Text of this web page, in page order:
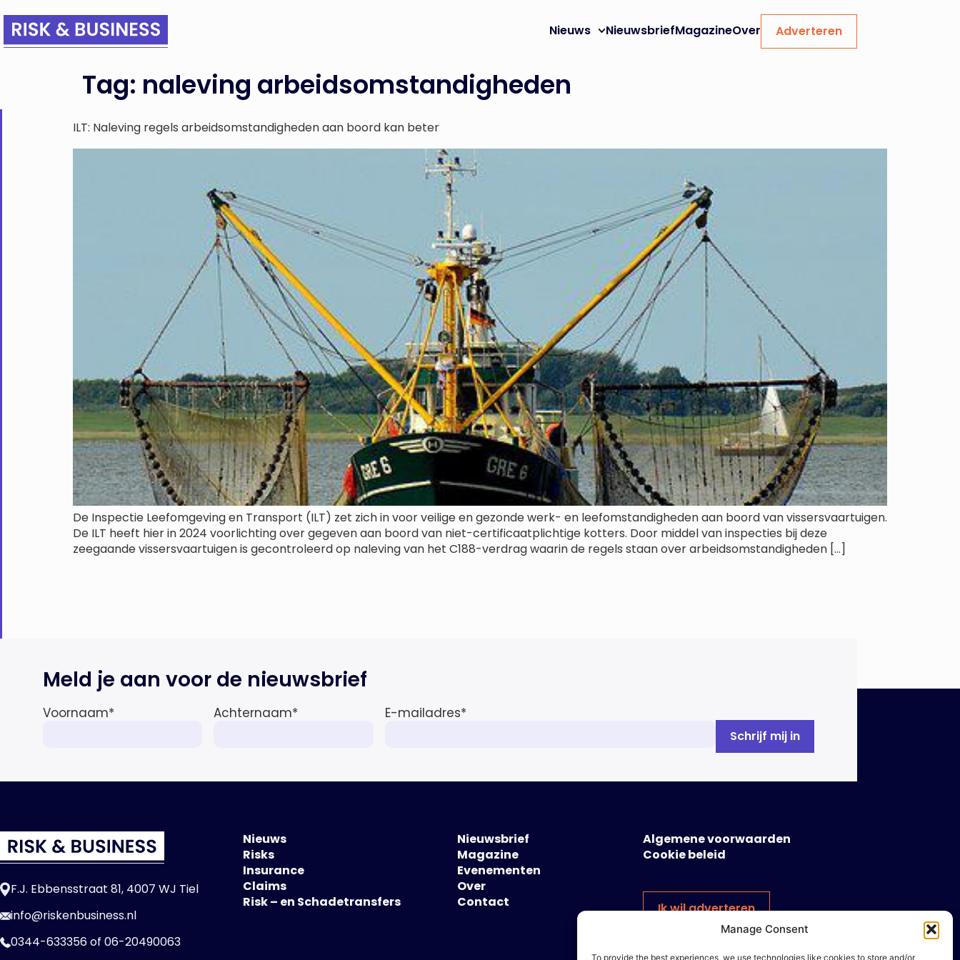
Manage Consent
To provide the best experiences, we use technologies like cookies to store and/or
Nieuws NieuwsbriefMagazineOver Adverteren
Tag: naleving arbeidsomstandigheden
ILT: Naleving regels arbeidsomstandigheden aan boord kan beter
De Inspectie Leefomgeving en Transport (ILT) zet zich in voor veilige en gezonde werk- en leefomstandigheden aan boord van vissersvaartuigen.
De ILT heeft hier in 2024 voorlichting over gegeven aan boord van niet-certificaatplichtige kotters. Door middel van inspecties bij deze
zeegaande vissersvaartuigen is gecontroleerd op naleving van het C188-verdrag waarin de regels staan over arbeidsomstandigheden […]
Meld je aan voor de nieuwsbrief
Voornaam* Achternaam* E-mailadres*
F.J. Ebbensstraat 81, 4007 WJ Tiel
info@riskenbusiness.nl
0344-633356of 06-20490063
Nieuws
Risks
Insurance
Claims
Risk – en Schadetransfers
Nieuwsbrief
Magazine
Evenementen
Over
Contact
Algemene voorwaarden
Cookie beleid
Ik wil adverteren